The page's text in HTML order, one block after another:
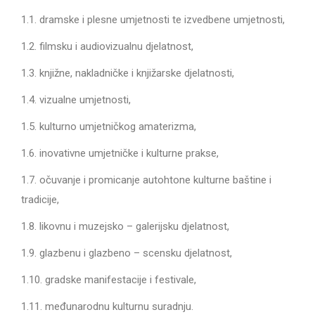
1.1. dramske i plesne umjetnosti te izvedbene umjetnosti,
1.2. filmsku i audiovizualnu djelatnost,
1.3. knjižne, nakladničke i knjižarske djelatnosti,
1.4. vizualne umjetnosti,
1.5. kulturno umjetničkog amaterizma,
1.6. inovativne umjetničke i kulturne prakse,
1.7. očuvanje i promicanje autohtone kulturne baštine i
tradicije,
1.8. likovnu i muzejsko – galerijsku djelatnost,
1.9. glazbenu i glazbeno – scensku djelatnost,
1.10. gradske manifestacije i festivale,
1.11. međunarodnu kulturnu suradnju.